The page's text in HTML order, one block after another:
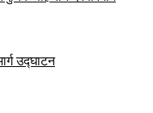
उद्घाटन